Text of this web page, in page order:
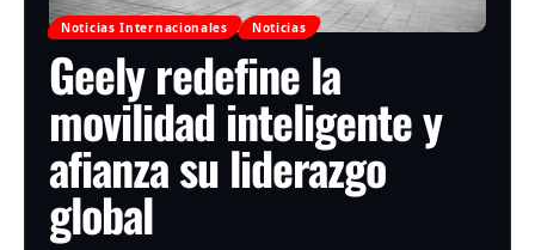
Noticias Internacionales Noticias
Geely redefine la
movilidad inteligente y
afianza su liderazgo
global